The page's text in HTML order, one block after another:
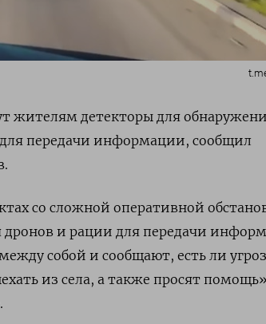
жителям детекторы для
передачи информации, сообщил
со сложной оперативной
дронов и рации для передачи
собой и сообщают, есть ли
из села, а также просят